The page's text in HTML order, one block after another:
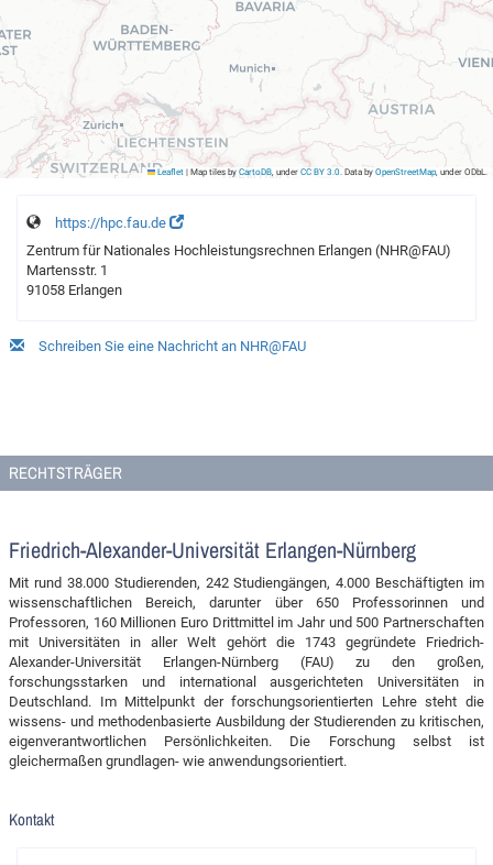
Leaflet Map tiles by CartoDB, under CC BY 3.0. Data by OpenStreetMap, under ODbL.
https://hpc.fau.de
Zentrum für Nationales Hochleistungsrechnen Erlangen (NHR@FAU)
Martensstr. 1
91058 Erlangen
Schreiben Sie eine Nachricht an NHR@FAU
RECHTSTRÄGER
Friedrich-Alexander-Universität Erlangen-Nürnberg
Mit rund 38.000 Studierenden, 242 Studiengängen, 4.000 Beschäftigten im
wissenschaftlichen Bereich, darunter über 650 Professorinnen und
Professoren, 160 Millionen Euro Drittmittel im Jahr und 500 Partnerschaften
mit Universitäten in aller Welt gehört die 1743 gegründete Friedrich-
Alexander-Universität Erlangen-Nürnberg (FAU) zu den großen,
forschungsstarken und international ausgerichteten Universitäten in
Deutschland. Im Mittelpunkt der forschungsorientierten Lehre steht die
wissens- und methodenbasierte Ausbildung der Studierenden zu kritischen,
eigenverantwortlichen Persönlichkeiten. Die Forschung selbst ist
gleichermaßen grundlagen- wie anwendungsorientiert.
Kontakt